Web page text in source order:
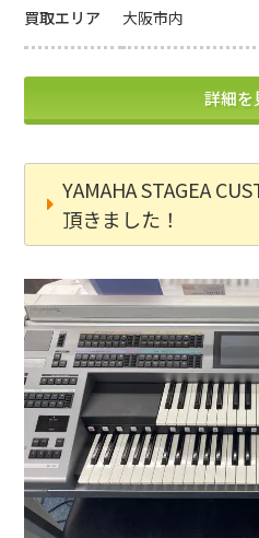
詳細を
買取エリア 大阪市内
YAMAHA STAGEA
頂きました！